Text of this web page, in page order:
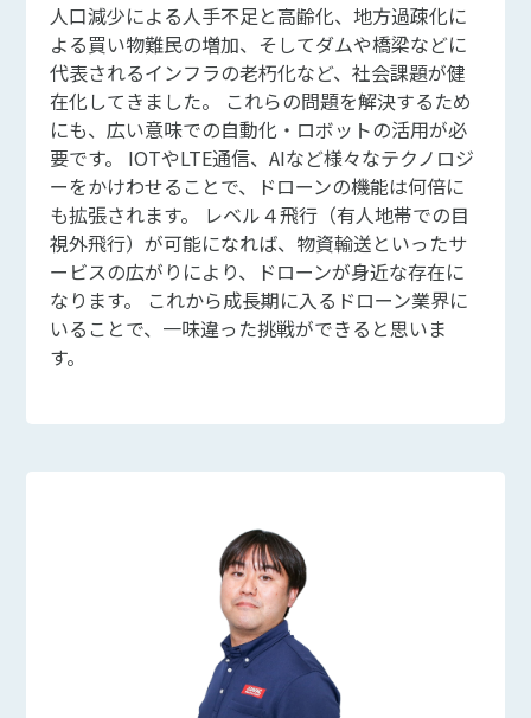
人口減少による人手不足と高齢化、地方過疎化に
よる買い物難民の増加、そしてダムや橋梁などに
代表されるインフラの老朽化など、社会課題が健
在化してきました。 これらの問題を解決するため
にも、広い意味での自動化・ロボットの活用が必
要です。 IOTやLTE通信、AIなど様々なテクノロジ
ーをかけわせることで、ドローンの機能は何倍に
も拡張されます。 レベル４飛行（有人地帯での目
視外飛行）が可能になれば、物資輸送といったサ
ービスの広がりにより、ドローンが身近な存在に
なります。 これから成長期に入るドローン業界に
いることで、一味違った挑戦ができると思いま
す。